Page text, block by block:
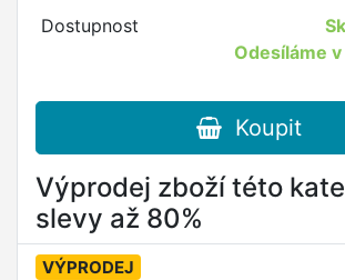
Dostupnost
Odesíláme
Koupit
Výprodej zboží této
slevy až 80%
VÝPRODEJ